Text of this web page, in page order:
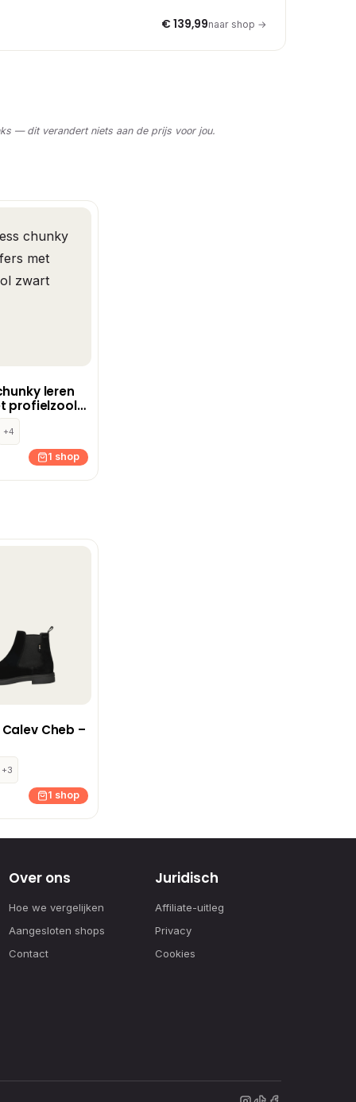
€ 139,99naar shop →
— dit verandert niets aan de prijs voor jou.
leren
profielzool
+4
1 shop
Cheb –
+3
1 shop
Over ons
Hoe we vergelijken
Aangesloten shops
Contact
Juridisch
Affiliate-uitleg
Privacy
Cookies